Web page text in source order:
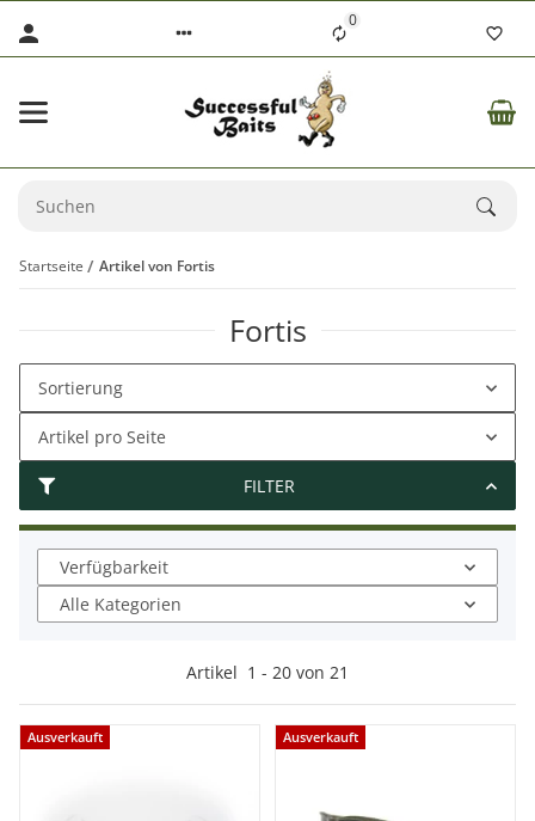
0
Startseite Artikel von Fortis
Fortis
FILTER
Sortierung
Artikel pro Seite
Verfügbarkeit
Alle Kategorien
Artikel 1 - 20 von 21
Ausverkauft Ausverkauft